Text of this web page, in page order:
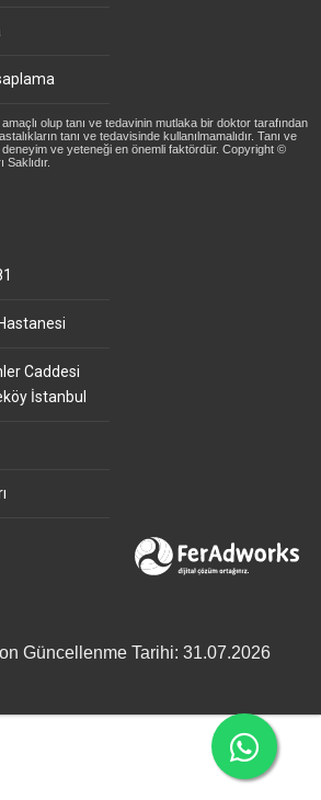
olup tanı ve tedavinin mutlaka bir doktor tarafından
tanı ve tedavisinde kullanılmamalıdır. Tanı ve
ve yeteneği en önemli faktördür. Copyright ©
Caddesi
İstanbul
Güncellenme Tarihi: 31.07.2026